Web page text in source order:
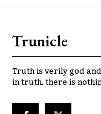
Trunicle
Truth is verily god
in truth, there is